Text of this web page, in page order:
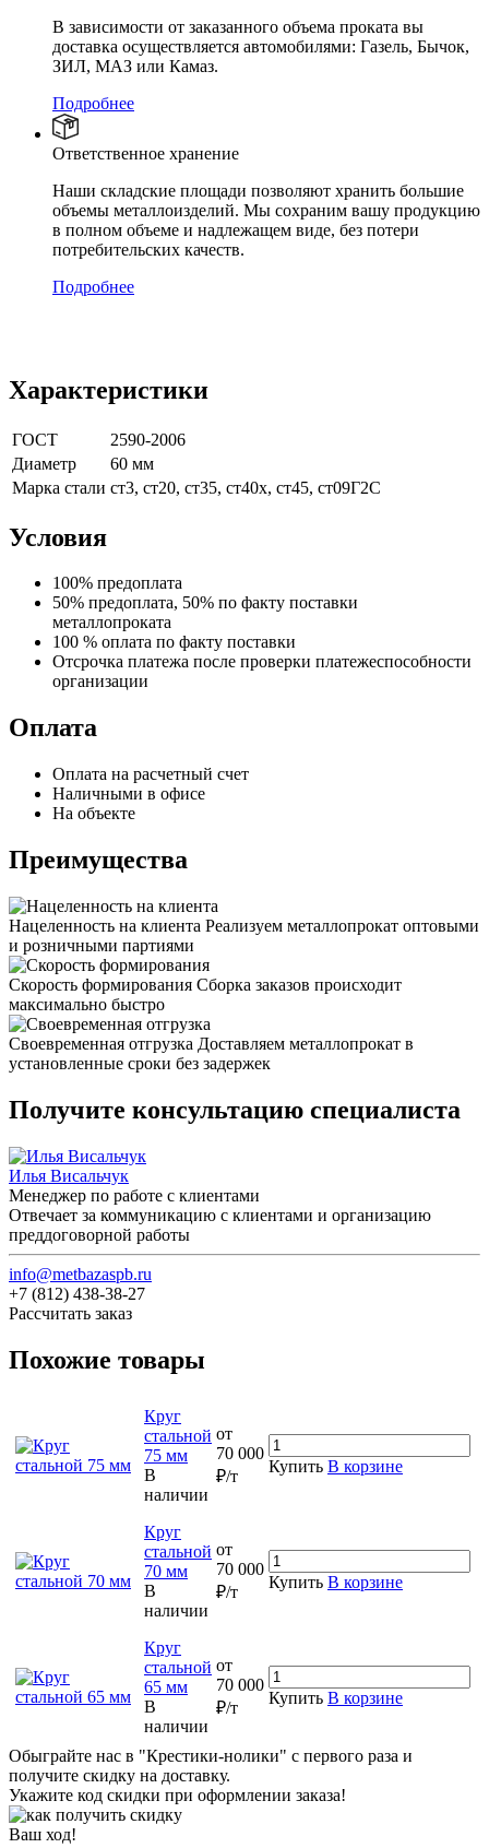
В зависимости от заказанного объема проката вы
доставка осуществляется автомобилями: Газель, Бычок,
ЗИЛ, МАЗ или Камаз.
Подробнее
Ответственное хранение
Наши складские площади позволяют хранить большие
объемы металлоизделий. Мы сохраним вашу продукцию
в полном объеме и надлежащем виде, без потери
потребительских качеств.
Подробнее
Характеристики
ГОСТ
2590-2006
Диаметр
60 мм
Марка стали ст3, ст20, ст35, ст40х, ст45, ст09Г2С
Условия
100% предоплата
50% предоплата, 50% по факту поставки
металлопроката
100 % оплата по факту поставки
Отсрочка платежа после проверки платежеспособности
организации
Оплата
Оплата на расчетный счет
Наличными в офисе
На объекте
Преимущества
Нацеленность на клиента Реализуем металлопрокат оптовыми
и розничными партиями
Скорость формирования Сборка заказов происходит
максимально быстро
Своевременная отгрузка Доставляем металлопрокат в
установленные сроки без задержек
Получите консультацию специалиста
Илья Висальчук
Менеджер по работе с клиентами
Отвечает за коммуникацию с клиентами и организацию
преддоговорной работы
info@metbazaspb.ru
+7 (812) 438-38-27
Рассчитать заказ
Похожие товары
Круг
стальной
75 мм
В
наличии
от
70 000
₽/т
Купить В корзине
Круг
стальной
70 мм
В
наличии
от
70 000
₽/т
Купить В корзине
Круг
стальной
65 мм
В
наличии
от
70 000
₽/т
Купить В корзине
Обыграйте нас в "Крестики-нолики" с первого раза и
получите скидку на доставку.
Укажите код скидки при оформлении заказа!
Ваш ход!